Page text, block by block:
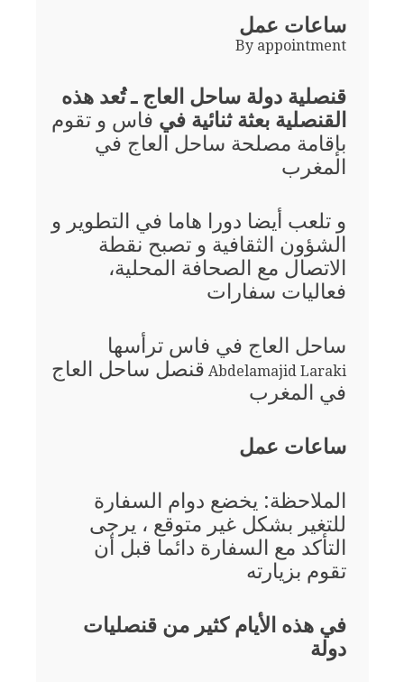
ساعات عمل
By appointment
قنصلية دولة ساحل العاج ـ تُعد هذه
القنصلية بعثة ثنائية في فاس و تقوم
بإقامة مصلحة ساحل العاج في
المغرب
و تلعب أيضا دورا هاما في التطوير و
الشؤون الثقافية و تصبح نقطة
الاتصال مع الصحافة المحلية،
فعاليات سفارات
ساحل العاج في فاس ترأسها
Abdelamajid Laraki قنصل ساحل العاج
في المغرب
ساعات عمل
الملاحظة: يخضع دوام السفارة
للتغير بشكل غير متوقع ، يرجى
التأكد مع السفارة دائما قبل أن
تقوم بزيارته
في هذه الأيام كثير من قنصليات
دولة